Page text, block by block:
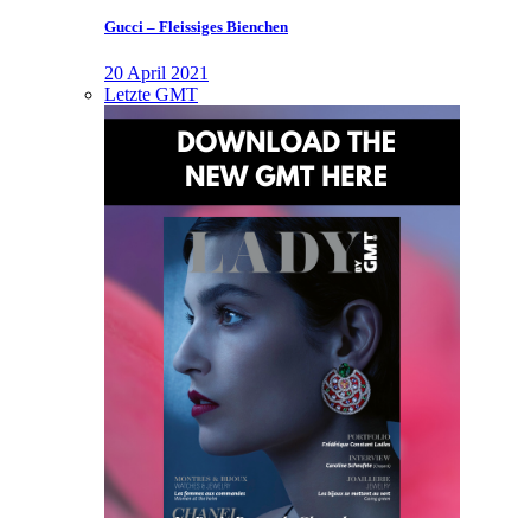
Gucci – Fleissiges Bienchen
20 April 2021
Letzte GMT